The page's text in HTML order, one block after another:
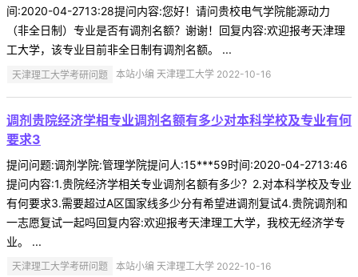
间:2020-04-2713:28提问内容:您好！请问贵校电气学院能源动力
（非全日制）专业是否有调剂名额？谢谢！回复内容:欢迎报考天津理
工大学，该专业目前非全日制有调剂名额。 ...
天津理工大学考研问题 本站小编 天津理工大学 2022-10-16
调剂贵院经济学相专业调剂名额有多少对本科学校及专业有何
要求3
提问问题:调剂学院:管理学院提问人:15***59时间:2020-04-2713:46
提问内容:1.贵院经济学相关专业调剂名额有多少？2.对本科学校及专业
有何要求3.需要超过A区国家线多少分有希望进调剂复试4.贵院调剂和
一志愿复试一起吗回复内容:欢迎报考天津理工大学，我校无经济学专
业。 ...
天津理工大学考研问题 本站小编 天津理工大学 2022-10-16